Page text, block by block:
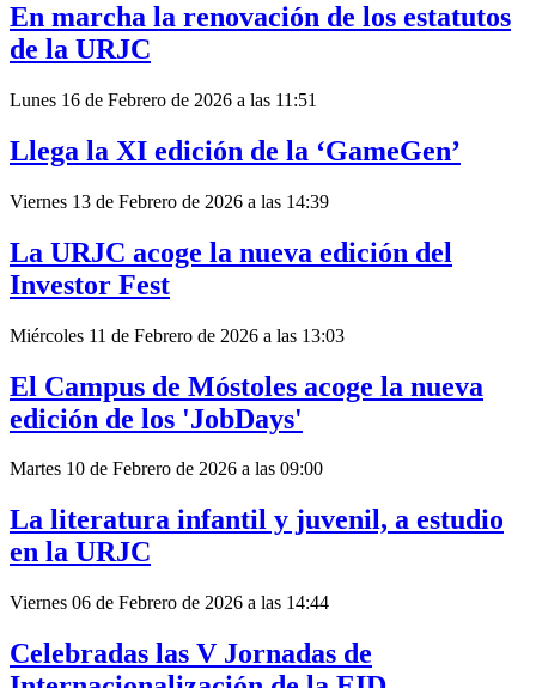
En marcha la renovación de los estatutos
de la URJC
Lunes 16 de Febrero de 2026 a las 11:51
Llega la XI edición de la ‘GameGen’
Viernes 13 de Febrero de 2026 a las 14:39
La URJC acoge la nueva edición del
Investor Fest
Miércoles 11 de Febrero de 2026 a las 13:03
El Campus de Móstoles acoge la nueva
edición de los 'JobDays'
Martes 10 de Febrero de 2026 a las 09:00
La literatura infantil y juvenil, a estudio
en la URJC
Viernes 06 de Febrero de 2026 a las 14:44
Celebradas las V Jornadas de